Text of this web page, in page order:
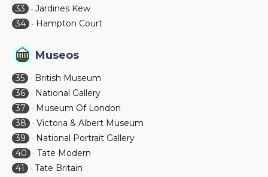
33
- Jardines Kew
34 - Hampton Court
Museos
35 - British Museum
36 - National Gallery
37
- Museum Of London
38
- Victoria & Albert Museum
39
- National Portrait Gallery
40
- Tate Modern
41
- Tate Britain